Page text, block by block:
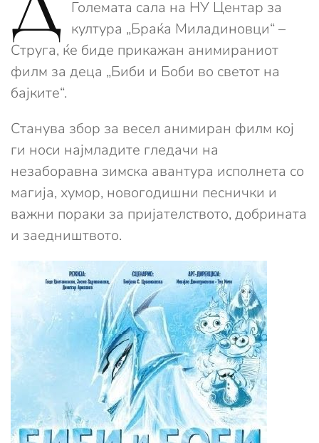
Големата сала на НУ Центар за
култура „Браќа Миладиновци“ –
Струга, ќе биде прикажан анимираниот
филм за деца „Биби и Боби во светот на
бајките“.
Станува збор за весел анимиран филм кој
ги носи најмладите гледачи на
незаборавна зимска авантура исполнета со
магија, хумор, новогодишни песнички и
важни пораки за пријателството, добрината
и заедништвото.